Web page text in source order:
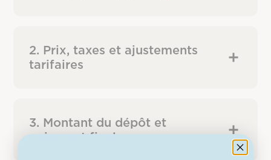
2. Prix, taxes et ajustements
tarifaires
3. Montant du dépôt et
paiement final